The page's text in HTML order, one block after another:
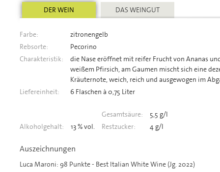
DER WEIN DAS WEINGUT
Farbe:
zitronengelb
Rebsorte:
Pecorino
Charakteristik:
die Nase eröffnet mit reifer Frucht von Ananas
weißem Pfirsich, am Gaumen mischt sich eine
Kräuternote, weich, reich und ausgewogen im
Liefereinheit:
6 Flaschen à 0,75 Liter
Gesamtsäure:
5,5 g/l
Alkoholgehalt:
13 % vol. Restzucker: 4 g/l
Auszeichnungen
Luca Maroni: 98 Punkte - Best Italian White Wine (Jg. 2022)